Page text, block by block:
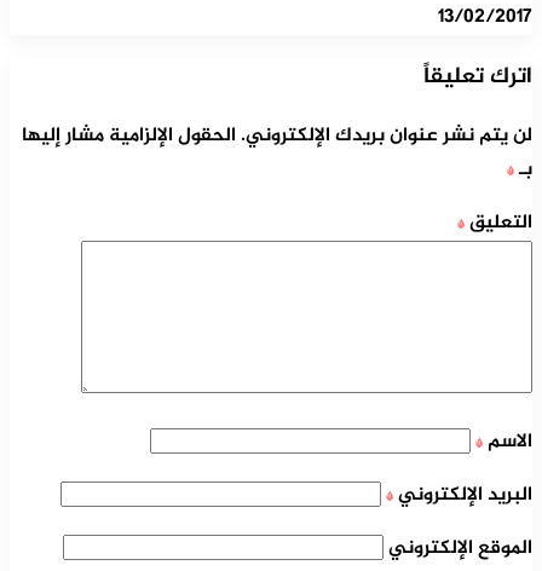
13/02/2017
اترك تعليقاً
لن يتم نشر عنوان بريدك الإلكتروني. الحقول الإلزامية مشار إليها
بـ*
التعليق *
الاسم *
البريد الإلكتروني *
الموقع الإلكتروني